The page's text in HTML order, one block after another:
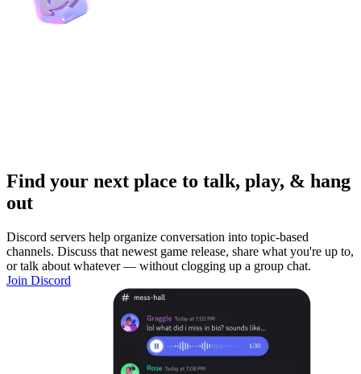
Find your next place to talk, play, & hang
out
Discord servers help organize conversation into topic-based
channels. Discuss that newest game release, share what you're up to,
or talk about whatever — without clogging up a group chat.
Join Discord